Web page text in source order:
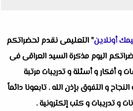
أونلاين" التعليمى نقدم لحضراتكم
اليوم مذكرة السيد العراقى فى
و تعريفات و أفكار و أسئلة و تدريبات مرتبة
و التفوق بإذن الله . تابعونا دائماً
تدريبات و كتب إلكترونية .